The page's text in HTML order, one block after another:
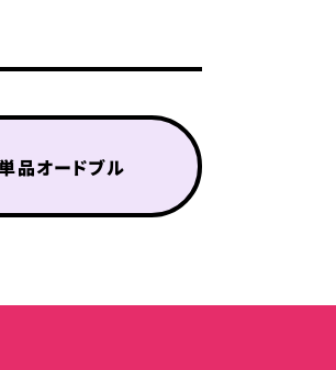
品オードブル
単品オプション